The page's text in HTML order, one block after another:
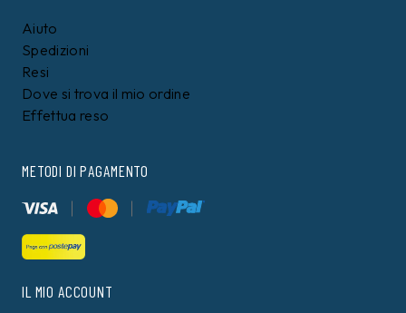
Aiuto
Spedizioni
Resi
Dove si trova il mio ordine
Effettua reso
METODI DI PAGAMENTO
IL MIO ACCOUNT